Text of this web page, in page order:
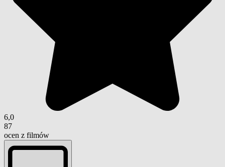
6,0
87
ocen z filmów